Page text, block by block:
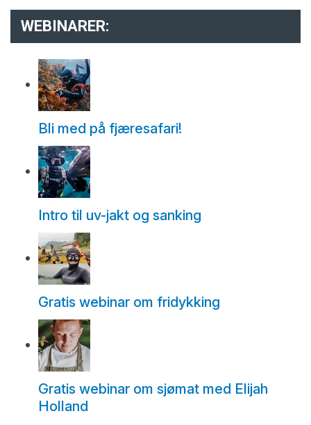
WEBINARER:
Bli med på fjæresafari!
Intro til uv-jakt og sanking
Gratis webinar om fridykking
Gratis webinar om sjømat med Elijah
Holland